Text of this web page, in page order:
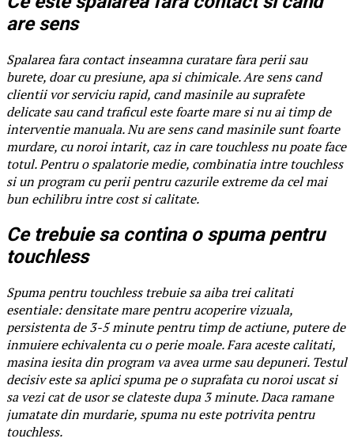
are sens
Spalarea fara contact inseamna curatare fara perii sau
burete, doar cu presiune, apa si chimicale. Are sens cand
clientii vor serviciu rapid, cand masinile au suprafete
delicate sau cand traficul este foarte mare si nu ai timp de
interventie manuala. Nu are sens cand masinile sunt foarte
murdare, cu noroi intarit, caz in care touchless nu poate face
totul. Pentru o spalatorie medie, combinatia intre touchless
si un program cu perii pentru cazurile extreme da cel mai
bun echilibru intre cost si calitate.
Ce trebuie sa contina o spuma pentru
touchless
Spuma pentru touchless trebuie sa aiba trei calitati
esentiale: densitate mare pentru acoperire vizuala,
persistenta de 3-5 minute pentru timp de actiune, putere de
inmuiere echivalenta cu o perie moale. Fara aceste calitati,
masina iesita din program va avea urme sau depuneri. Testul
decisiv este sa aplici spuma pe o suprafata cu noroi uscat si
sa vezi cat de usor se clateste dupa 3 minute. Daca ramane
jumatate din murdarie, spuma nu este potrivita pentru
touchless.